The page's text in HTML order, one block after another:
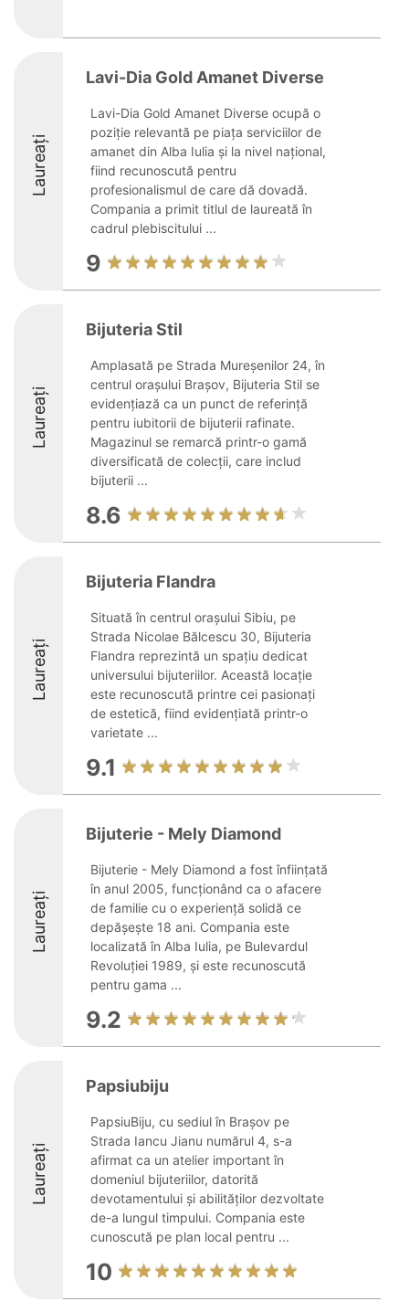
Laureați
Lavi-Dia Gold Amanet Diverse
Lavi-Dia Gold Amanet Diverse ocupă o
poziție relevantă pe piața serviciilor de
amanet din Alba Iulia şi la nivel național,
fiind recunoscută pentru
profesionalismul de care dă dovadă.
Compania a primit titlul de laureată în
cadrul plebiscitului ...
9
Laureați
Bijuteria Stil
Amplasată pe Strada Mureșenilor 24, în
centrul orașului Brașov, Bijuteria Stil se
evidențiază ca un punct de referință
pentru iubitorii de bijuterii rafinate.
Magazinul se remarcă printr-o gamă
diversificată de colecții, care includ
bijuterii ...
8.6
Laureați
Bijuteria Flandra
Situată în centrul orașului Sibiu, pe
Strada Nicolae Bălcescu 30, Bijuteria
Flandra reprezintă un spațiu dedicat
universului bijuteriilor. Această locație
este recunoscută printre cei pasionați
de estetică, fiind evidențiată printr-o
varietate ...
9.1
Laureați
Bijuterie - Mely Diamond
Bijuterie - Mely Diamond a fost înființată
în anul 2005, funcționând ca o afacere
de familie cu o experiență solidă ce
depășește 18 ani. Compania este
localizată în Alba Iulia, pe Bulevardul
Revoluției 1989, și este recunoscută
pentru gama ...
9.2
Laureați
Papsiubiju
PapsiuBiju, cu sediul în Brașov pe
Strada Iancu Jianu numărul 4, s-a
afirmat ca un atelier important în
domeniul bijuteriilor, datorită
devotamentului și abilităților dezvoltate
de-a lungul timpului. Compania este
cunoscută pe plan local pentru ...
10